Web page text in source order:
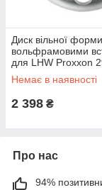
Диск вільної
вольфрамовими
для LHW Proxxon
Немає в наявності
2 398 ₴
Про нас
94%